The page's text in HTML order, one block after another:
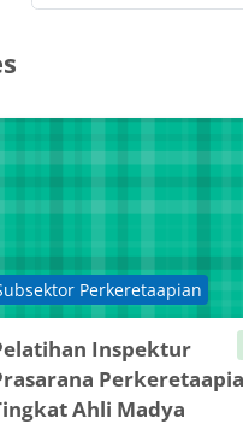
Inspektur
Ahli Madya
category
Perkeretaapian